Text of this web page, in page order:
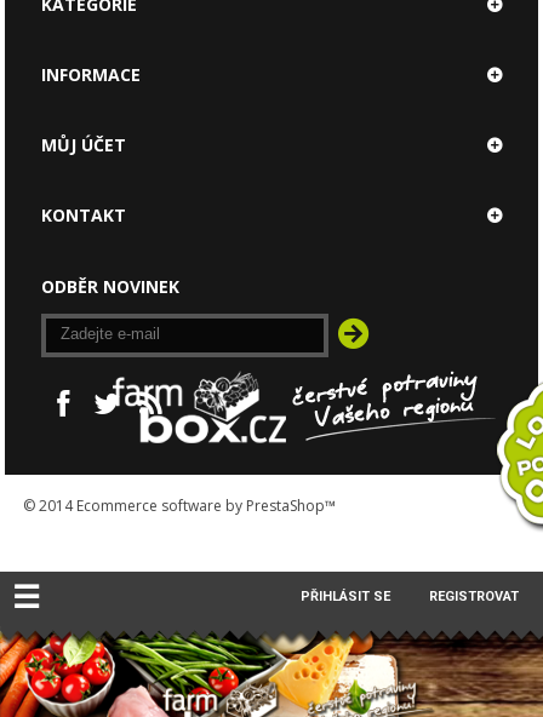
INFORMACE
© 2014Ecommerce software by PrestaShop™
MŮJ ÚČET
KONTAKT
ODBĚR NOVINEK
☰ PŘIHLÁSIT SE REGISTROVAT